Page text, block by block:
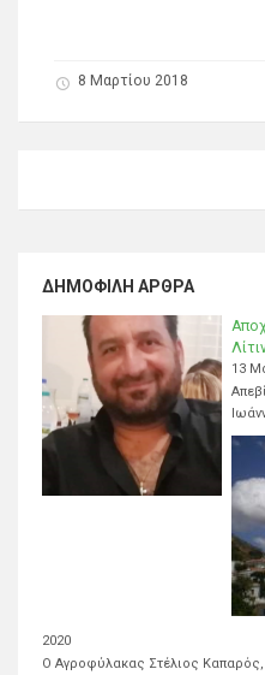
8 Μαρτίου 2018
ΔΗΜΟΦΙΛΉ ΆΡΘΡΑ
13
2020
Ο Αγροφύλακας Στέλιος